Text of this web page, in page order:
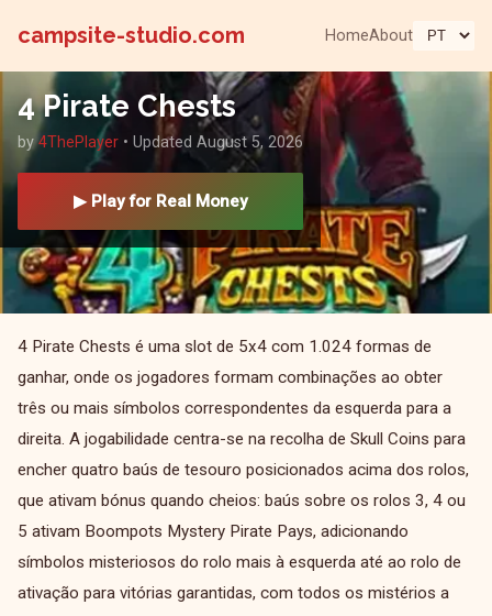
campsite-studio.com HomeAbout
4 Pirate Chests
by4ThePlayer • Updated August 5, 2026
▶ Play for Real Money
4 Pirate Chests é uma slot de 5x4 com 1.024 formas de
ganhar, onde os jogadores formam combinações ao obter
três ou mais símbolos correspondentes da esquerda para a
direita. A jogabilidade centra-se na recolha de Skull Coins para
encher quatro baús de tesouro posicionados acima dos rolos,
que ativam bónus quando cheios: baús sobre os rolos 3, 4 ou
5 ativam Boompots Mystery Pirate Pays, adicionando
símbolos misteriosos do rolo mais à esquerda até ao rolo de
ativação para vitórias garantidas, com todos os mistérios a